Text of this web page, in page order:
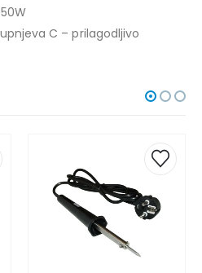
C – prilagodljivo